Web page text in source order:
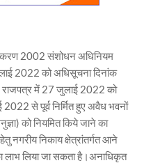
2002 संशोधन अधिनियम
2022 को अधिसूचना दिनांक
राजपत्र में 27 जुलाई 2022 को
से पूर्व निर्मित हुए अवैध भवनों
को नियमित किये जाने का
नगरीय निकाय क्षेत्रांतर्गत आने
लाभ लिया जा सकता है।अनाधिकृत